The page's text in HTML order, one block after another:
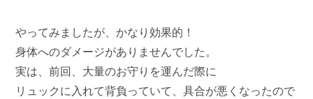
やってみましたが、かなり効果的！
身体へのダメージがありませんでした。
実は、前回、大量のお守りを運んだ際に
リュックに入れて背負っていて、具合が悪くなったので